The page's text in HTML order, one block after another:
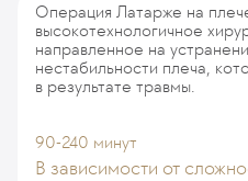
Операция Латарже на
высокотехнологичное
направленное на
нестабильности плеча,
в результате травмы.
90-240 минут
В зависимости от